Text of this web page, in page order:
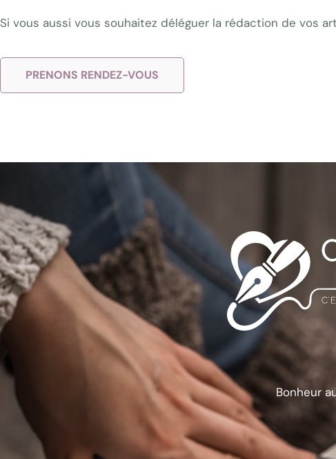
Si vous aussi vous souhaitez déléguer la rédaction de vos
PRENONS RENDEZ-VOUS
Bonheur